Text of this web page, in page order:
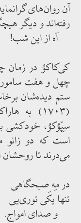
آن روان‌‌های
رفته‌‌اند و دیگر
آه از این شب!
كی‌‌كاكوُ در زمان
چهل و هفت
ستم ‌‌دیده‌‌شان
(۱۷۰۳) به
سِپّوُكوُ، خودكشی
است كه دو زانو
می‌‌درند تا روحشان
در مِه ِصبحگاهی
تنها یكی توری‌‌یی
و صدای امواج.